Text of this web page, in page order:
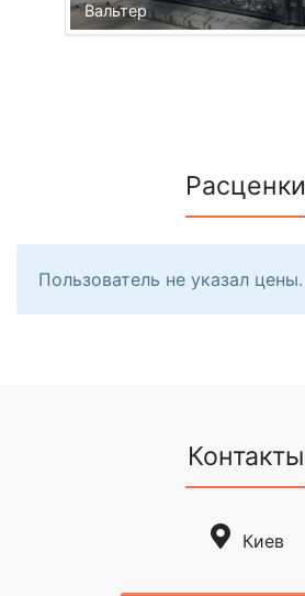
Вальтер
Расценки
Пользователь не указал цены.
Контакты
Киев